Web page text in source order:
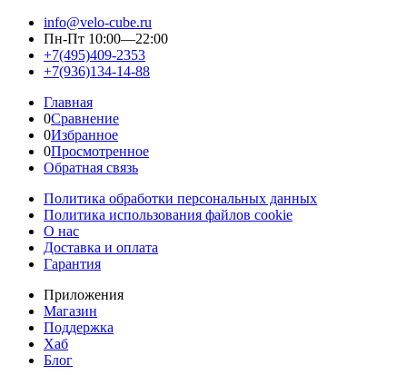
info@velo-cube.ru
Пн-Пт 10:00—22:00
+7(495)409-2353
+7(936)134-14-88
Главная
0Сравнение
0Избранное
0Просмотренное
Обратная связь
Политика обработки персональных данных
Политика использования файлов cookie
О нас
Доставка и оплата
Гарантия
Приложения
Магазин
Поддержка
Хаб
Блог